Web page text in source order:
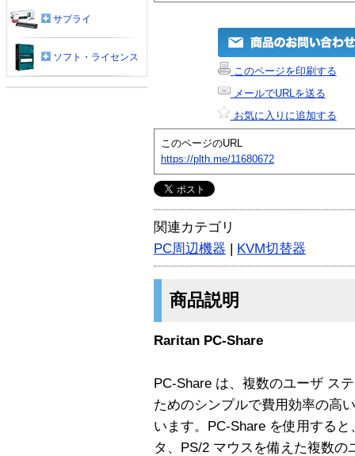
このページを印刷する
メールでURLを送る
お気に入りに追加する
このページのURL
https://plth.me/11680672
関連カテゴリ
PC周辺機器 | KVM切替器
商品説明
Raritan PC-Share
PC-Share は、複数のユーザ ス
ためのシンプルで費用効率の高
います。PC-Share を使用する
タ、PS/2 マウスを備えた複数
サプライ
ソフト・ライセンス